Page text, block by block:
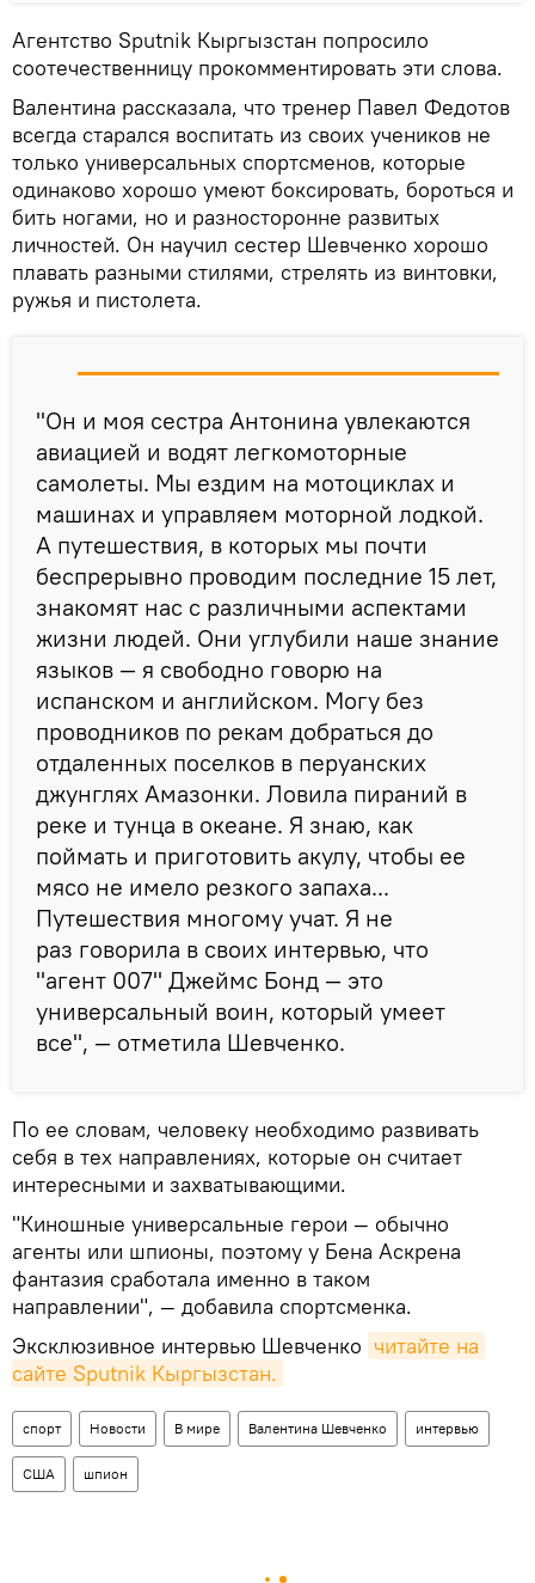
Агентство Sputnik Кыргызстан попросило
соотечественницу прокомментировать эти слова.
Валентина рассказала, что тренер Павел Федотов
всегда старался воспитать из своих учеников не
только универсальных спортсменов, которые
одинаково хорошо умеют боксировать, бороться и
бить ногами, но и разносторонне развитых
личностей. Он научил сестер Шевченко хорошо
плавать разными стилями, стрелять из винтовки,
ружья и пистолета.
"Он и моя сестра Антонина увлекаются
авиацией и водят легкомоторные
самолеты. Мы ездим на мотоциклах и
машинах и управляем моторной лодкой.
А путешествия, в которых мы почти
беспрерывно проводим последние 15 лет,
знакомят нас с различными аспектами
жизни людей. Они углубили наше знание
языков — я свободно говорю на
испанском и английском. Могу без
проводников по рекам добраться до
отдаленных поселков в перуанских
джунглях Амазонки. Ловила пираний в
реке и тунца в океане. Я знаю, как
поймать и приготовить акулу, чтобы ее
мясо не имело резкого запаха...
Путешествия многому учат. Я не
раз говорила в своих интервью, что
"агент 007" Джеймс Бонд — это
универсальный воин, который умеет
все", — отметила Шевченко.
По ее словам, человеку необходимо развивать
себя в тех направлениях, которые он считает
интересными и захватывающими.
"Киношные универсальные герои — обычно
агенты или шпионы, поэтому у Бена Аскрена
фантазия сработала именно в таком
направлении", — добавила спортсменка.
Эксклюзивное интервью Шевченко читайте на
сайте Sputnik Кыргызстан.
спорт Новости В мире Валентина Шевченко интервью
США шпион